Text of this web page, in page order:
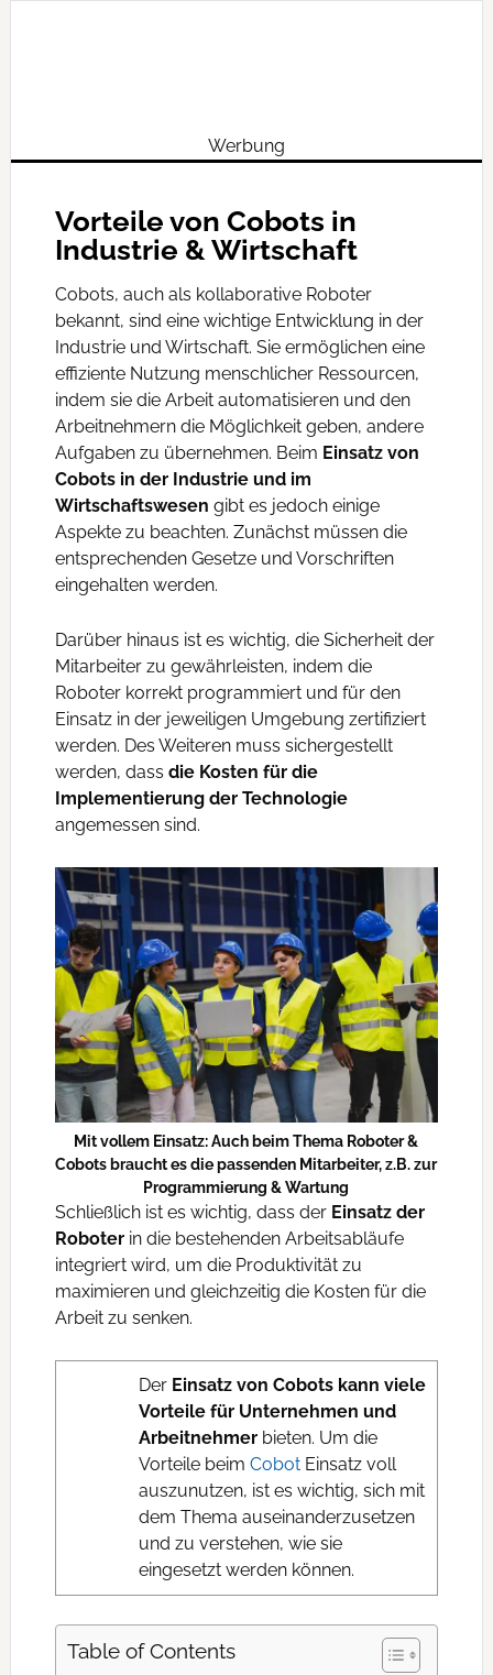
Werbung
Vorteile von Cobots in
Industrie & Wirtschaft
Cobots, auch als kollaborative Roboter
bekannt, sind eine wichtige Entwicklung in der
Industrie und Wirtschaft. Sie ermöglichen eine
effiziente Nutzung menschlicher Ressourcen,
indem sie die Arbeit automatisieren und den
Arbeitnehmern die Möglichkeit geben, andere
Aufgaben zu übernehmen. Beim Einsatz von
Cobots in der Industrie und im
Wirtschaftswesen gibt es jedoch einige
Aspekte zu beachten. Zunächst müssen die
entsprechenden Gesetze und Vorschriften
eingehalten werden.
Darüber hinaus ist es wichtig, die Sicherheit der
Mitarbeiter zu gewährleisten, indem die
Roboter korrekt programmiert und für den
Einsatz in der jeweiligen Umgebung zertifiziert
werden. Des Weiteren muss sichergestellt
werden, dass die Kosten für die
Implementierung der Technologie
angemessen sind.
Mit vollem Einsatz: Auch beim Thema Roboter &
Cobots braucht es die passenden Mitarbeiter, z.B. zur
Programmierung & Wartung
Schließlich ist es wichtig, dass der Einsatz der
Roboterin die bestehenden Arbeitsabläufe
integriert wird, um die Produktivität zu
maximieren und gleichzeitig die Kosten für die
Arbeit zu senken.
Der Einsatz von Cobots kann viele
Vorteile für Unternehmen und
Arbeitnehmerbieten. Um die
Vorteile beim CobotEinsatz voll
auszunutzen, ist es wichtig, sich mit
dem Thema auseinanderzusetzen
und zu verstehen, wie sie
eingesetzt werden können.
Table of Contents